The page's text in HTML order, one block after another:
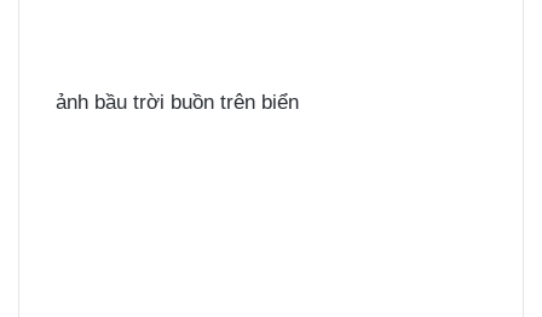
ảnh bầu trời buồn trên biển